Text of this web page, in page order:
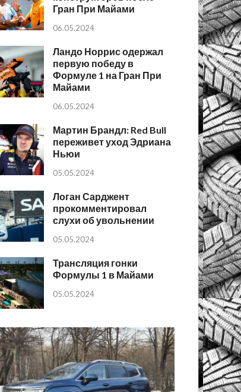
Гран При Майами
06.05.2024
Ландо Норрис одержал
первую победу в
Формуле 1 на Гран При
Майами
06.05.2024
Мартин Брандл: Red Bull
переживет уход Эдриана
Ньюи
05.05.2024
Логан Сарджент
прокомментировал
слухи об увольнении
05.05.2024
Трансляция гонки
Формулы 1 в Майами
05.05.2024